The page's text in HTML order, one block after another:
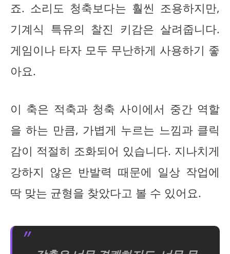
죠. 소리도 청축보다는 훨씬 조용하지만,
기계식 특유의 찰진 키감은 살려줍니다.
게임이나 타자 모두 무난하게 사용하기 좋
아요.
이 축은 적축과 청축 사이에서 중간 역할
을 하는 만큼, 가볍게 누르는 느낌과 클릭
감이 적절히 조화되어 있습니다. 지나치게
강하지 않은 반발력 때문에 일상 작업에
딱 맞는 균형을 찾았다고 볼 수 있어요.